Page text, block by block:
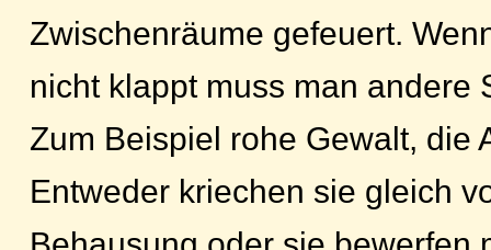
Zwischenräume gefeuert.
nicht klappt muss man andere
Zum Beispiel rohe Gewalt, die
Entweder kriechen sie gleich